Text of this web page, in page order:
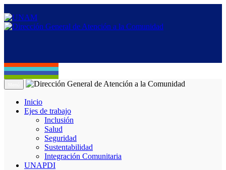
Inicio
Ejes de trabajo
Inclusión
Salud
Seguridad
Sustentabilidad
Integración Comunitaria
UNAPDI